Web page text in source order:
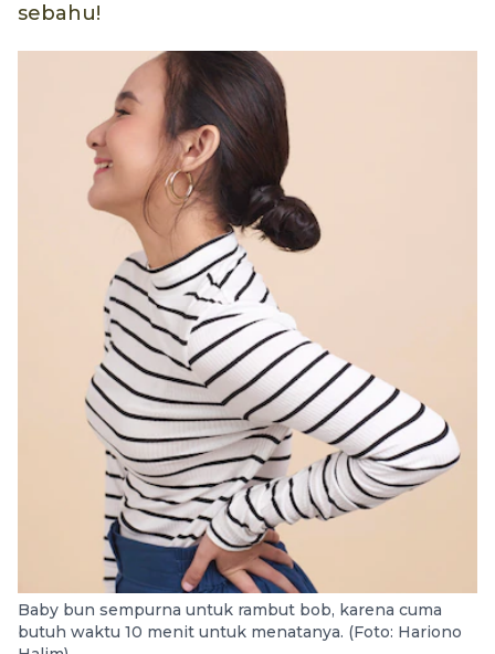
sebahu!
Baby bun sempurna untuk rambut bob, karena cuma
butuh waktu 10 menit untuk menatanya. (Foto: Hariono